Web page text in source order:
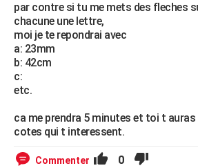
par contre si tu me mets des fleches
chacune une lettre,
moi je te repondrai avec
a: 23mm
b: 42cm
c:
etc.
ca me prendra 5 minutes et toi t
cotes qui t interessent.
Commenter 0